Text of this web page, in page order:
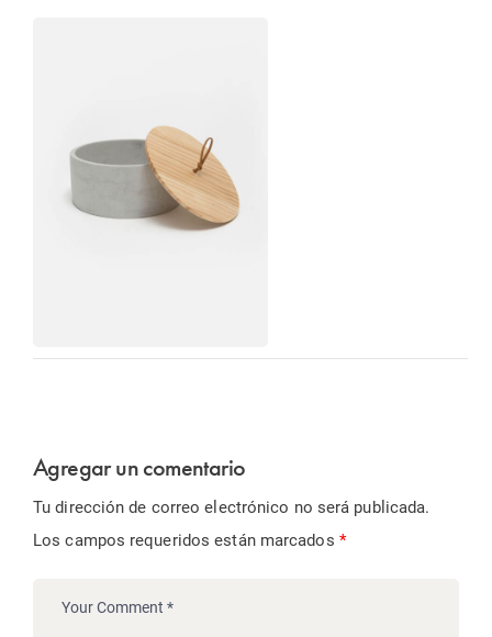
Agregar un comentario
Tu dirección de correo electrónico no será publicada.
Los campos requeridos están marcados *